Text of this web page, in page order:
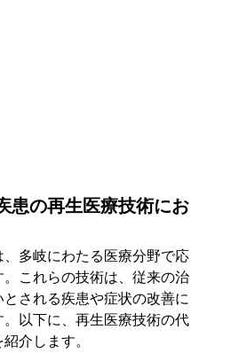
患の再生医療技術にお
多岐にわたる医療分野で応
。これらの技術は、従来の治
される疾患や症状の改善に
以下に、再生医療技術の代
介します。